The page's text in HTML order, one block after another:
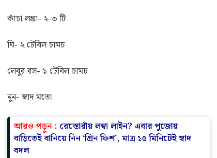
কাঁচা লঙ্কা- ২-৩ টি
ঘি- ২ টেবিল চামচ
লেবুর রস- ১ টেবিল চামচ
নুন- স্বাদ মতো
আরও পড়ুন : রেস্তোরাঁয় লম্বা লাইন? এবার পুজোয়
বাড়িতেই বানিয়ে নিন ‘গ্রিন ফিশ’, মাত্র ১৫ মিনিটেই স্বাদ
বদল